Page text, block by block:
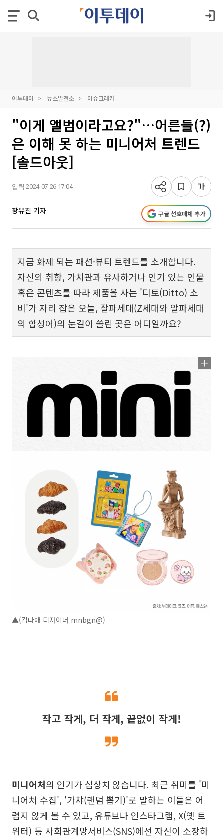
이투데이 뉴스발전소 이슈크래커
"이게 앨범이라고요?"…어른들(?)
은 이해 못 하는 미니어처 트렌드
[솔드아웃]
입력 2024-07-26 17:04
장유진 기자 구글 선호매체 추가
지금 화제 되는 패션·뷰티 트렌드를 소개합니다.
자신의 취향, 가치관과 유사하거나 인기 있는 인물
혹은 콘텐츠를 따라 제품을 사는 '디토(Ditto) 소
비'가 자리 잡은 오늘, 잘파세대(Z세대와 알파세대
의 합성어)의 눈길이 쏠린 곳은 어디일까요?
▲(김다애 디자이너 mnbgn@)
작고 작게, 더 작게, 끝없이 작게!
미니어처의 인기가 심상치 않습니다. 최근 취미를 '미
니어처 수집', '가챠(랜덤 뽑기)'로 말하는 이들은 어
렵지 않게 볼 수 있고, 유튜브나 인스타그램, X(옛 트
위터) 등 사회관계망서비스(SNS)에선 자신이 소장하